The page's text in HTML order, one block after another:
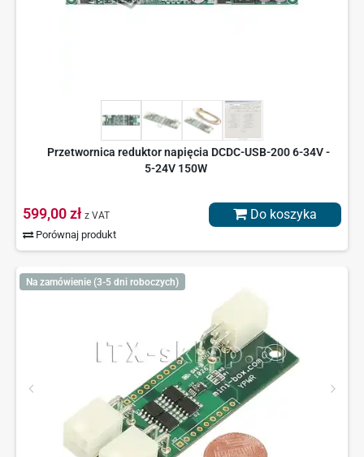
Przetwornica reduktor napięcia DCDC-USB-200 6-34V -
5-24V 150W
599,00 zł z VAT
Porównaj produkt
Do koszyka
Na zamówienie (3-5 dni roboczych)